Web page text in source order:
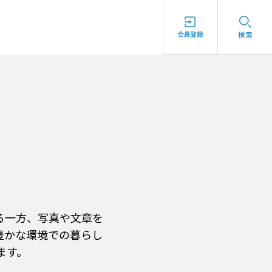
方、写真や文章を
な環境での暮らし
。